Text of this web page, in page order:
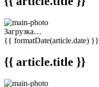
Загрузка…
{{ formatDate(article.date) }}
{{ article.title }}